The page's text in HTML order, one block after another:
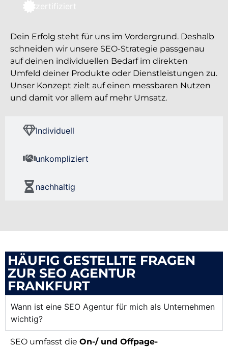
zertifiziert
Individuell
unkompliziert
nachhaltig
Dein Erfolg steht für uns im Vordergrund. Deshalb
schneiden wir unsere SEO-Strategie passgenau
auf deinen individuellen Bedarf im direkten
Umfeld deiner Produkte oder Dienstleistungen zu.
Unser Konzept zielt auf einen messbaren Nutzen
und damit vor allem auf mehr Umsatz.
HÄUFIG GESTELLTE FRAGEN
ZUR SEO AGENTUR
FRANKFURT
Wann ist eine SEO Agentur für mich als Unternehmen
wichtig?
SEO umfasst die On-/ und Offpage-